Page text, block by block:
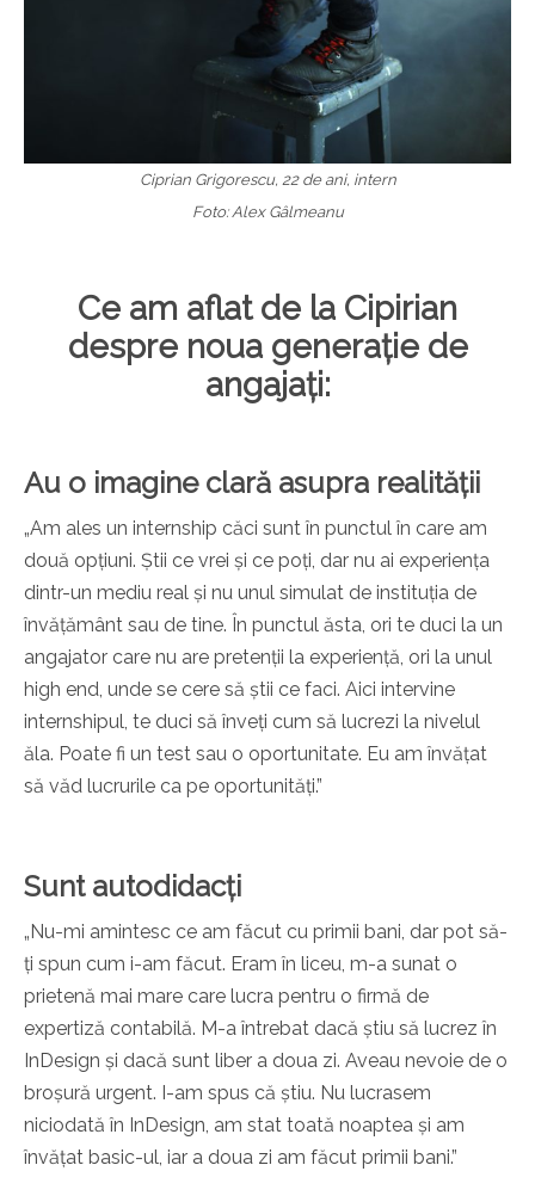
Ciprian Grigorescu, 22 de ani, intern
Foto: Alex Gâlmeanu
Ce am aflat de la Cipirian
despre noua generație de
angajați:
Au o imagine clară asupra realității
„Am ales un internship căci sunt în punctul în care am
două opțiuni. Știi ce vrei și ce poți, dar nu ai experiența
dintr-un mediu real și nu unul simulat de instituția de
învățământ sau de tine. În punctul ăsta, ori te duci la un
angajator care nu are pretenții la experiență, ori la unul
high end, unde se cere să știi ce faci. Aici intervine
internshipul, te duci să înveți cum să lucrezi la nivelul
ăla. Poate fi un test sau o oportunitate. Eu am învățat
să văd lucrurile ca pe oportunități.”
Sunt autodidacți
„Nu-mi amintesc ce am făcut cu primii bani, dar pot să-
ți spun cum i-am făcut. Eram în liceu, m-a sunat o
prietenă mai mare care lucra pentru o firmă de
expertiză contabilă. M-a întrebat dacă știu să lucrez în
InDesign și dacă sunt liber a doua zi. Aveau nevoie de o
broșură urgent. I-am spus că știu. Nu lucrasem
niciodată în InDesign, am stat toată noaptea și am
învățat basic-ul, iar a doua zi am făcut primii bani.”